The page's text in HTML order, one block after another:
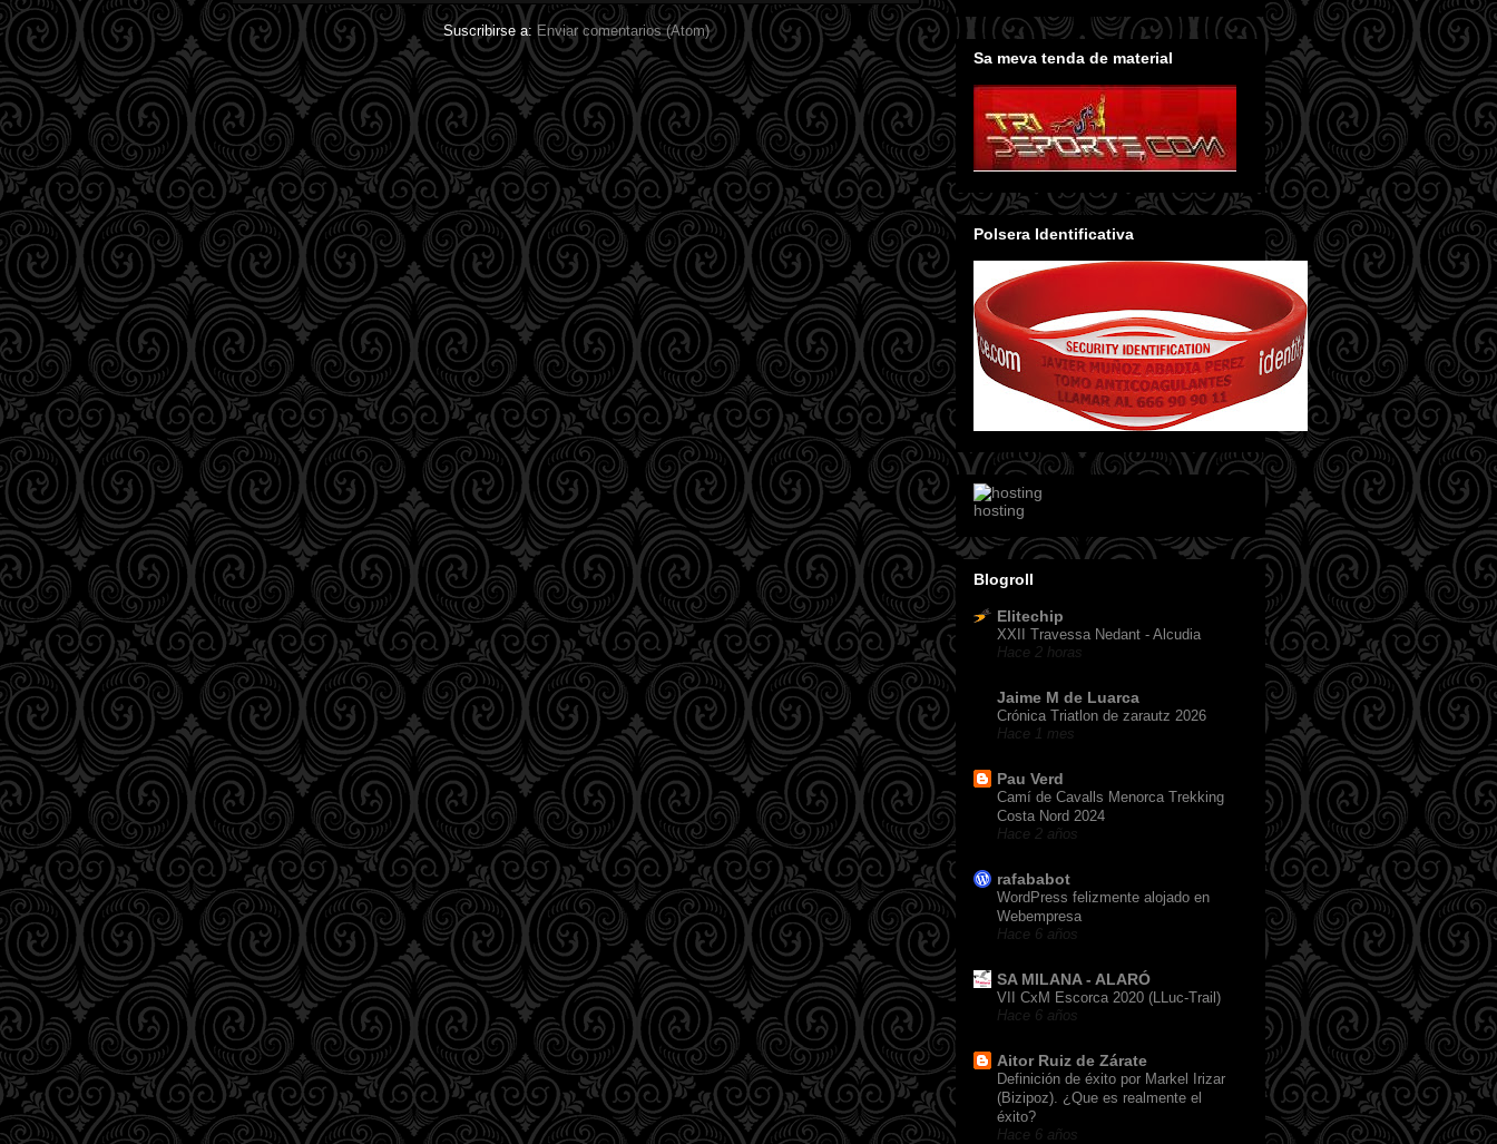
Suscribirse a: Enviar comentarios (Atom)
Sa meva tenda de material
Polsera Identificativa
hosting
Blogroll
Elitechip
XXII Travessa Nedant - Alcudia
Hace 2 horas
Jaime M de Luarca
Crónica Triatlon de zarautz 2026
Hace 1 mes
Pau Verd
Camí de Cavalls Menorca Trekking
Costa Nord 2024
Hace 2 años
rafababot
WordPress felizmente alojado en
Webempresa
Hace 6 años
SA MILANA - ALARÓ
VII CxM Escorca 2020 (LLuc-Trail)
Hace 6 años
Aitor Ruiz de Zárate
Definición de éxito por Markel Irizar
(Bizipoz). ¿Que es realmente el
éxito?
Hace 6 años